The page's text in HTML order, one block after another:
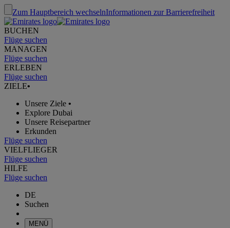
Zum Hauptbereich wechselnInformationen zur Barrierefreiheit
BUCHEN
Flüge suchen
MANAGEN
Flüge suchen
ERLEBEN
Flüge suchen
ZIELE•
Unsere Ziele •
Explore Dubai
Unsere Reisepartner
Erkunden
Flüge suchen
VIELFLIEGER
Flüge suchen
HILFE
Flüge suchen
DE
Suchen
MENÜ